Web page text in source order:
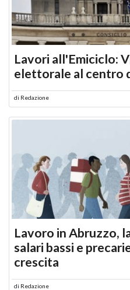
Lavori all'Emiciclo:
elettorale al centro
di Redazione
Lavoro in Abruzzo,
salari bassi e
crescita
di Redazione